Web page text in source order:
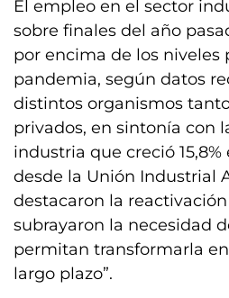
El empleo en el sector
sobre finales del año
por encima de los niveles
pandemia, según datos
distintos organismos
privados, en sintonía con
industria que creció 15,8%
desde la Unión Industrial
destacaron la
subrayaron la necesidad
permitan transformarla
largo plazo”.